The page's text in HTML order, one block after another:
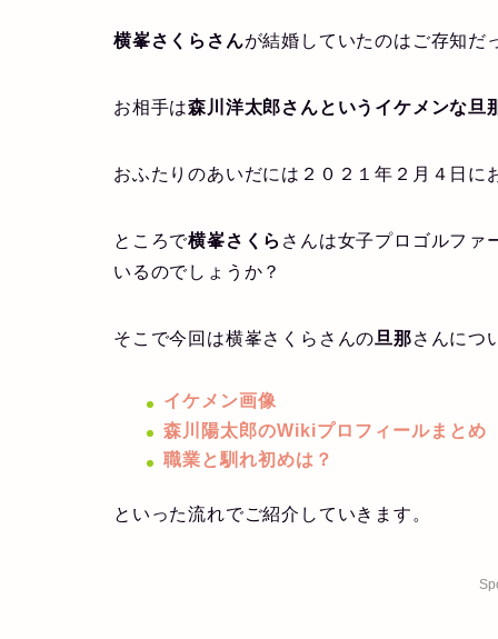
横峯さくらさんが結婚していたのはご存知だ
お相手は森川洋太郎さんというイケメンな旦
おふたりのあいだには２０２１年２月４日に
ところで横峯さくら さんは女子プロゴルファ
いるのでしょうか？
そこで今回は横峯さくらさんの旦那さんにつ
イケメン画像
森川陽太郎のWikiプロフィールまとめ
職業と馴れ初めは？
といった流れでご紹介していきます。